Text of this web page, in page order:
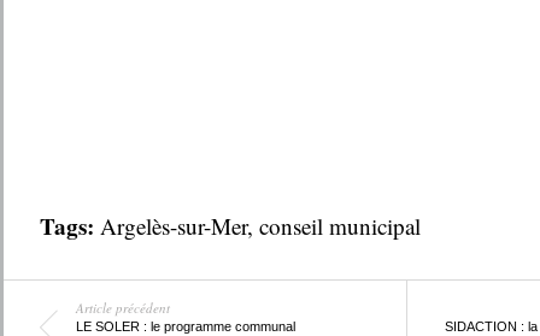
Tags: Argelès-sur-Mer, conseil municipal
Article précédent
LE SOLER : le programme communal
SIDACTION :